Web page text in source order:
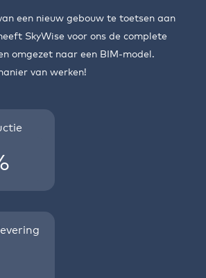
een nieuw gebouw te toetsen aan
SkyWise voor ons de complete
omgezet naar een BIM-model.
van werken!